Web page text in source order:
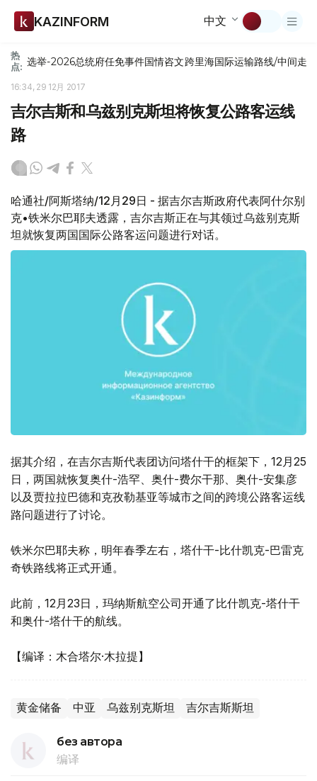
KAZINFORM 中文
热
点: 选举-2026总统府任免事件国情咨文跨里海国际运输路线/中间走廊
16:34, 29 12月 2017
吉尔吉斯和乌兹别克斯坦将恢复公路客运线
路
哈通社/阿斯塔纳/12月29日 - 据吉尔吉斯政府代表阿什尔别
克•铁米尔巴耶夫透露，吉尔吉斯正在与其领过乌兹别克斯
坦就恢复两国国际公路客运问题进行对话。
据其介绍，在吉尔吉斯代表团访问塔什干的框架下，12月25
日，两国就恢复奥什-浩罕、奥什-费尔干那、奥什-安集彦
以及贾拉拉巴德和克孜勒基亚等城市之间的跨境公路客运线
路问题进行了讨论。
铁米尔巴耶夫称，明年春季左右，塔什干-比什凯克-巴雷克
奇铁路线将正式开通。
此前，12月23日，玛纳斯航空公司开通了比什凯克-塔什干
和奥什-塔什干的航线。
【编译：木合塔尔·木拉提】
黄金储备 中亚 乌兹别克斯坦 吉尔吉斯斯坦
без автора
编译